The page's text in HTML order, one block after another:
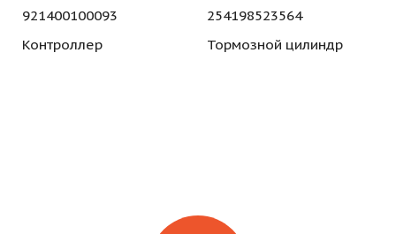
921400100093
Контроллер
254198523564
Тормозной цилиндр